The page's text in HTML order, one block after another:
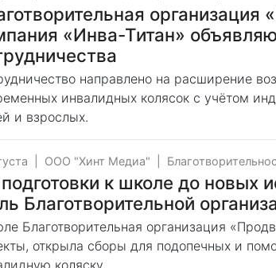
организация
«Инва-Титан»
направлено на расширение
инвалидных колясок с учётом
и взрослых.
ООО "Хинт Медиа"
к школе до новых
Благотворительной
Благотворительная организация
открыла сборы для подопечных и
коляску.